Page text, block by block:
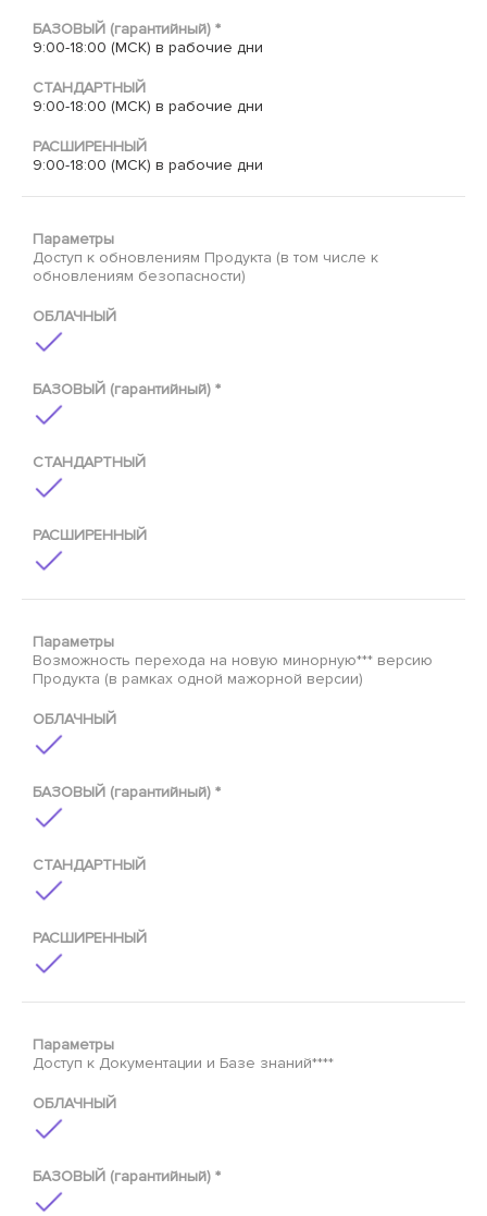
БАЗОВЫЙ (гарантийный) *
9:00-18:00 (МСК) в рабочие дни
СТАНДАРТНЫЙ
9:00-18:00 (МСК) в рабочие дни
РАСШИРЕННЫЙ
9:00-18:00 (МСК) в рабочие дни
Параметры
Доступ к обновлениям Продукта (в том числе к
обновлениям безопасности)
ОБЛАЧНЫЙ
БАЗОВЫЙ (гарантийный) *
СТАНДАРТНЫЙ
РАСШИРЕННЫЙ
Параметры
Возможность перехода на новую минорную*** версию
Продукта (в рамках одной мажорной версии)
ОБЛАЧНЫЙ
БАЗОВЫЙ (гарантийный) *
СТАНДАРТНЫЙ
РАСШИРЕННЫЙ
Параметры
Доступ к Документации и Базе знаний****
ОБЛАЧНЫЙ
БАЗОВЫЙ (гарантийный) *